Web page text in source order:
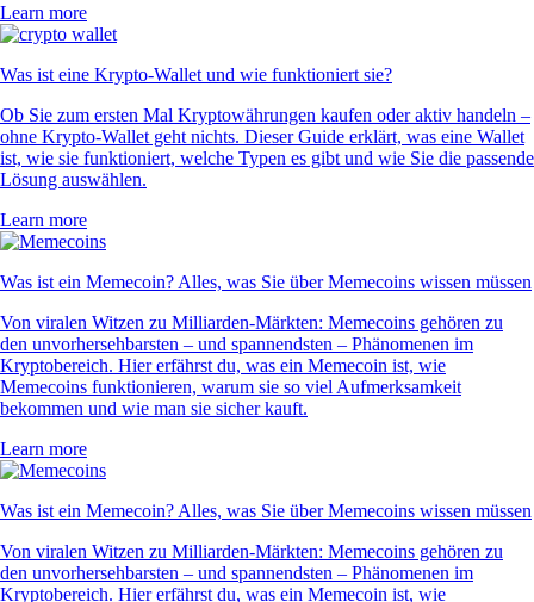
Learn more
Was ist eine Krypto-Wallet und wie funktioniert sie?
Ob Sie zum ersten Mal Kryptowährungen kaufen oder aktiv handeln –
ohne Krypto-Wallet geht nichts. Dieser Guide erklärt, was eine Wallet
ist, wie sie funktioniert, welche Typen es gibt und wie Sie die passende
Lösung auswählen.
Learn more
Was ist ein Memecoin? Alles, was Sie über Memecoins wissen müssen
Von viralen Witzen zu Milliarden-Märkten: Memecoins gehören zu
den unvorhersehbarsten – und spannendsten – Phänomenen im
Kryptobereich. Hier erfährst du, was ein Memecoin ist, wie
Memecoins funktionieren, warum sie so viel Aufmerksamkeit
bekommen und wie man sie sicher kauft.
Learn more
Was ist ein Memecoin? Alles, was Sie über Memecoins wissen müssen
Von viralen Witzen zu Milliarden-Märkten: Memecoins gehören zu
den unvorhersehbarsten – und spannendsten – Phänomenen im
Kryptobereich. Hier erfährst du, was ein Memecoin ist, wie